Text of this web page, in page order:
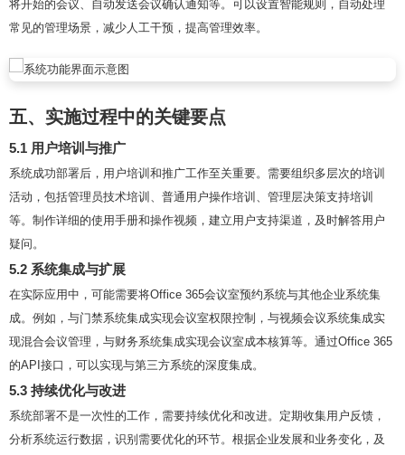
将开始的会议、自动发送会议确认通知等。可以设置智能规则，自动处理
常见的管理场景，减少人工干预，提高管理效率。
五、实施过程中的关键要点
5.1 用户培训与推广
系统成功部署后，用户培训和推广工作至关重要。需要组织多层次的培训
活动，包括管理员技术培训、普通用户操作培训、管理层决策支持培训
等。制作详细的使用手册和操作视频，建立用户支持渠道，及时解答用户
疑问。
5.2 系统集成与扩展
在实际应用中，可能需要将Office 365会议室预约系统与其他企业系统集
成。例如，与门禁系统集成实现会议室权限控制，与视频会议系统集成实
现混合会议管理，与财务系统集成实现会议室成本核算等。通过Office 365
的API接口，可以实现与第三方系统的深度集成。
5.3 持续优化与改进
系统部署不是一次性的工作，需要持续优化和改进。定期收集用户反馈，
分析系统运行数据，识别需要优化的环节。根据企业发展和业务变化，及